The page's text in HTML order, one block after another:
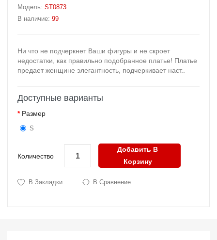
Модель: ST0873
В наличие: 99
Ни что не подчеркнет Ваши фигуры и не скроет
недостатки, как правильно подобранное платье! Платье
предает женщине элегантность, подчеркивает наст..
Доступные варианты
Размер
S
Количество
Добавить В
Корзину
В Закладки В Сравнение